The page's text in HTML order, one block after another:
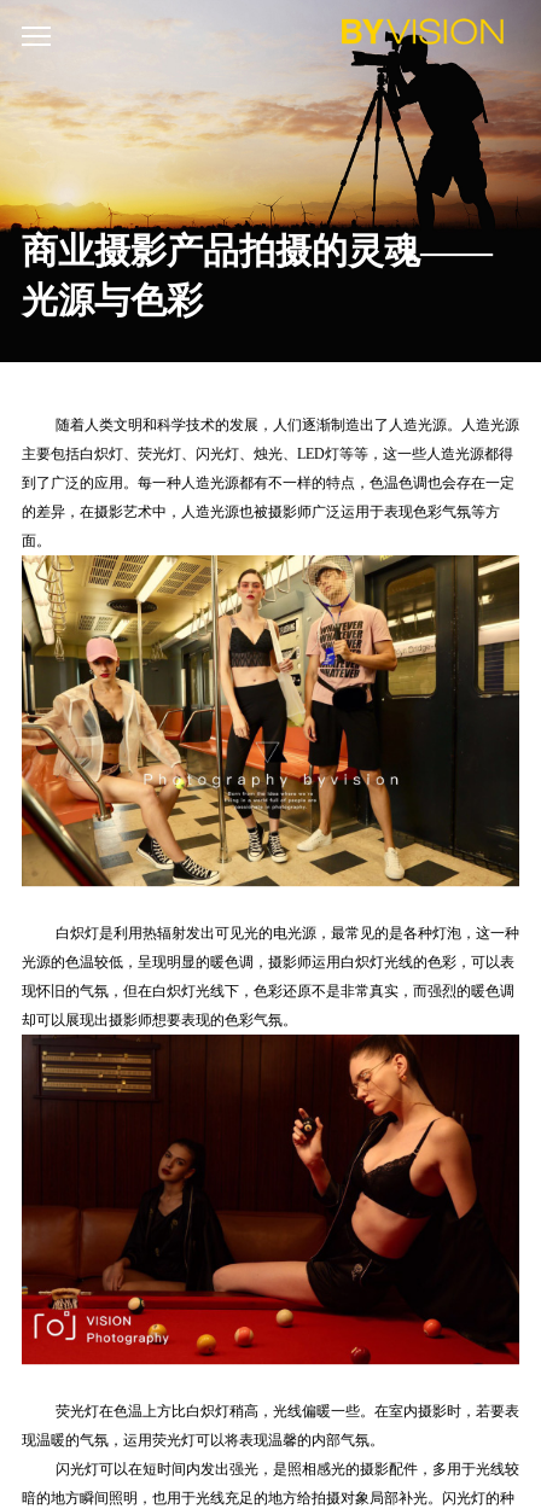
商业摄影产品拍摄的灵魂——
光源与色彩
随着人类文明和科学技术的发展，人们逐渐制造出了人造光源。人造光源
主要包括白炽灯、荧光灯、闪光灯、烛光、 LED灯等等，这一些人造光源都得
到了广泛的应用。每一种人造光源都有不一样的特点，色温色调也会存在一定
的差异，在摄影艺术中，人造光源也被摄影师广泛运用于表现色彩气氛等方
面。
白炽灯是利用热辐射发出可见光的电光源，最常见的是各种灯泡，这一种
光源的色温较低，呈现明显的暖色调，摄影师运用白炽灯光线的色彩，可以表
现怀旧的气氛，但在白炽灯光线下，色彩还原不是非常真实，而强烈的暖色调
却可以展现出摄影师想要表现的色彩气氛。
荧光灯在色温上方比白炽灯稍高，光线偏暖一些。在室内摄影时，若要表
现温暖的气氛，运用荧光灯可以将表现温馨的内部气氛。
闪光灯可以在短时间内发出强光，是照相感光的摄影配件，多用于光线较
暗的地方瞬间照明，也用于光线充足的地方给拍摄对象局部补光。闪光灯的种